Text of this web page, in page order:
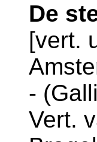
De
[vert.
-
Vert.